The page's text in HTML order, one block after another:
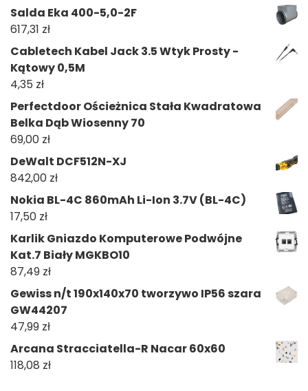
Salda Eka 400-5,0-2F
617,31 zł
Cabletech Kabel Jack 3.5 Wtyk Prosty -
Kątowy 0,5M
4,35 zł
Perfectdoor Ościeżnica Stała Kwadratowa
Belka Dąb Wiosenny 70
69,00 zł
DeWalt DCF512N-XJ
842,00 zł
Nokia BL-4C 860mAh Li-Ion 3.7V (BL-4C)
17,50 zł
Karlik Gniazdo Komputerowe Podwójne
Kat.7 Biały MGKBO10
87,49 zł
Gewiss n/t 190x140x70 tworzywo IP56 szara
GW44207
47,99 zł
Arcana Stracciatella-R Nacar 60x60
118,08 zł